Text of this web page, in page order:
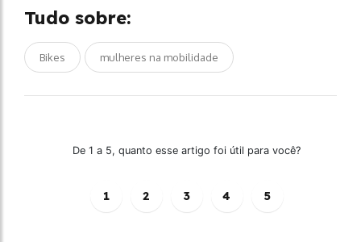
Tudo sobre:
Bikes mulheres na mobilidade
De 1 a 5, quanto esse artigo foi útil para você?
1 2 3 4 5